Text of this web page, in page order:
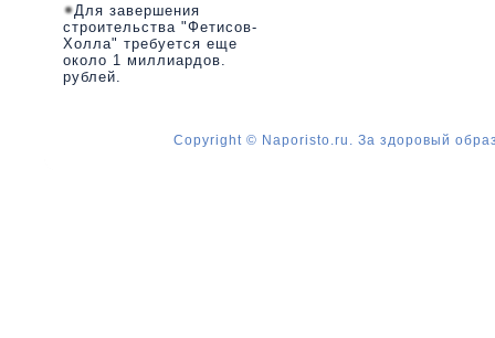
Для завершения
строительства "Фетисов-
Холла" требуется еще
около 1 миллиардов.
рублей.
Copyright © Naporisto.ru. За здоровый